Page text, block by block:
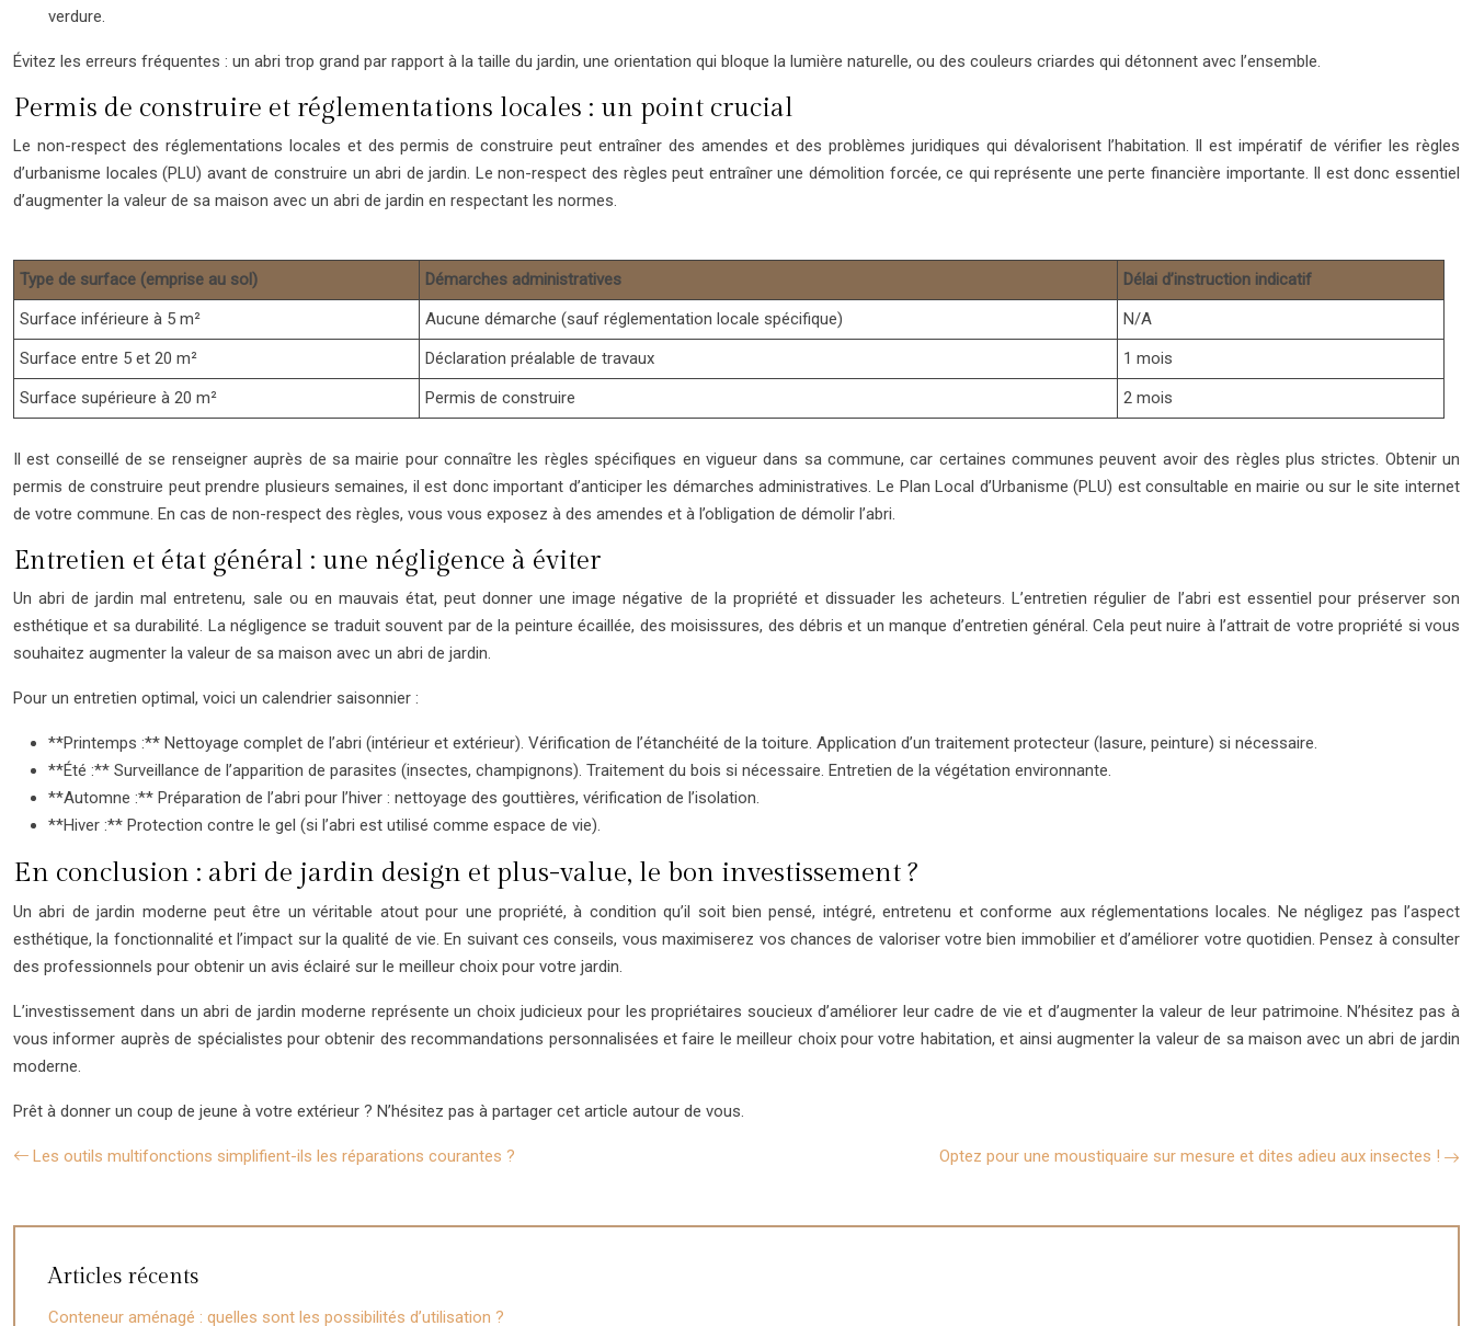
verdure.
Évitez les erreurs fréquentes : un abri trop grand par rapport à la taille du jardin, une orientation qui bloque la lumière naturelle, ou des couleurs criardes qui détonnent avec l’ensemble.
Permis de construire et réglementations locales : un point crucial
Le non-respect des réglementations locales et des permis de construire peut entraîner des amendes et des problèmes juridiques qui dévalorisent l’habitation. Il est impératif de vérifier les règles
d’urbanisme locales (PLU) avant de construire un abri de jardin. Le non-respect des règles peut entraîner une démolition forcée, ce qui représente une perte financière importante. Il est donc essentiel
d’augmenter la valeur de sa maison avec un abri de jardin en respectant les normes.
Type de surface (emprise au sol) Démarches administratives
Délai d’instruction indicatif
Surface inférieure à 5 m²
Aucune démarche (sauf réglementation locale spécifique)
N/A
Surface entre 5 et 20 m²
Déclaration préalable de travaux
1 mois
Surface supérieure à 20 m²
Permis de construire 2 mois
Il est conseillé de se renseigner auprès de sa mairie pour connaître les règles spécifiques en vigueur dans sa commune, car certaines communes peuvent avoir des règles plus strictes. Obtenir un
permis de construire peut prendre plusieurs semaines, il est donc important d’anticiper les démarches administratives. Le Plan Local d’Urbanisme (PLU) est consultable en mairie ou sur le site internet
de votre commune. En cas de non-respect des règles, vous vous exposez à des amendes et à l’obligation de démolir l’abri.
Entretien et état général : une négligence à éviter
Un abri de jardin mal entretenu, sale ou en mauvais état, peut donner une image négative de la propriété et dissuader les acheteurs. L’entretien régulier de l’abri est essentiel pour préserver son
esthétique et sa durabilité. La négligence se traduit souvent par de la peinture écaillée, des moisissures, des débris et un manque d’entretien général. Cela peut nuire à l’attrait de votre propriété si vous
souhaitez augmenter la valeur de sa maison avec un abri de jardin.
Pour un entretien optimal, voici un calendrier saisonnier :
**Printemps :** Nettoyage complet de l’abri (intérieur et extérieur). Vérification de l’étanchéité de la toiture. Application d’un traitement protecteur (lasure, peinture) si nécessaire.
**Été :** Surveillance de l’apparition de parasites (insectes, champignons). Traitement du bois si nécessaire. Entretien de la végétation environnante.
**Automne :** Préparation de l’abri pour l’hiver : nettoyage des gouttières, vérification de l’isolation.
**Hiver :** Protection contre le gel (si l’abri est utilisé comme espace de vie).
En conclusion : abri de jardin design et plus-value, le bon investissement ?
Un abri de jardin moderne peut être un véritable atout pour une propriété, à condition qu’il soit bien pensé, intégré, entretenu et conforme aux réglementations locales. Ne négligez pas l’aspect
esthétique, la fonctionnalité et l’impact sur la qualité de vie. En suivant ces conseils, vous maximiserez vos chances de valoriser votre bien immobilier et d’améliorer votre quotidien. Pensez à consulter
des professionnels pour obtenir un avis éclairé sur le meilleur choix pour votre jardin.
L’investissement dans un abri de jardin moderne représente un choix judicieux pour les propriétaires soucieux d’améliorer leur cadre de vie et d’augmenter la valeur de leur patrimoine. N’hésitez pas à
vous informer auprès de spécialistes pour obtenir des recommandations personnalisées et faire le meilleur choix pour votre habitation, et ainsi augmenter la valeur de sa maison avec un abri de jardin
moderne.
Prêt à donner un coup de jeune à votre extérieur ? N’hésitez pas à partager cet article autour de vous.
Les outils multifonctions simplifient-ils les réparations courantes ? Optez pour une moustiquaire sur mesure et dites adieu aux insectes !
Articles récents
Conteneur aménagé : quelles sont les possibilités d’utilisation ?